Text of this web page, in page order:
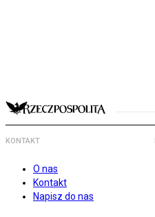
KONTAKT
O nas
Kontakt
Napisz do nas